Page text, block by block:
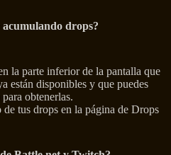
acumulando drops?
la parte inferior de la pantalla que
están disponibles y que puedes
obtenerlas.
tus drops en la página de Drops